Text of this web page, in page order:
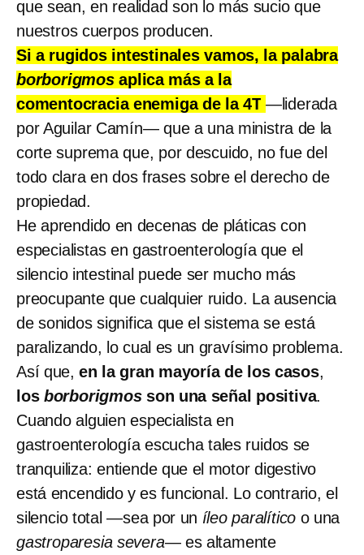
que sean, en realidad son lo más sucio que
nuestros cuerpos producen.
Si a rugidos intestinales vamos, la palabra
borborigmosaplica más a la
comentocracia enemiga de la 4T —liderada
por Aguilar Camín— que a una ministra de la
corte suprema que, por descuido, no fue del
todo clara en dos frases sobre el derecho de
propiedad.
He aprendido en decenas de pláticas con
especialistas en gastroenterología que el
silencio intestinal puede ser mucho más
preocupante que cualquier ruido. La ausencia
de sonidos significa que el sistema se está
paralizando, lo cual es un gravísimo problema.
Así que,en la gran mayoría de los casos,
los borborigmosson una señal positiva.
Cuando alguien especialista en
gastroenterología escucha tales ruidos se
tranquiliza: entiende que el motor digestivo
está encendido y es funcional. Lo contrario, el
silencio total —sea por un íleo paralítico o una
gastroparesia severa— es altamente